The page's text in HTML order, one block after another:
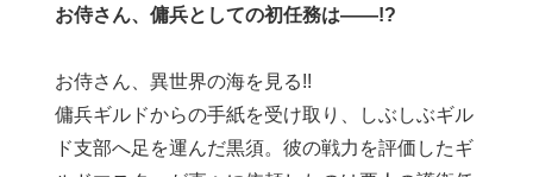
お侍さん、傭兵としての初任務は――!?
お侍さん、異世界の海を見る!!
傭兵ギルドからの手紙を受け取り、しぶしぶギル
ド支部へ足を運んだ黒須。彼の戦力を評価したギ